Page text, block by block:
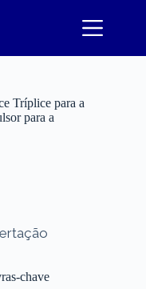
Tríplice para a
para a
chave